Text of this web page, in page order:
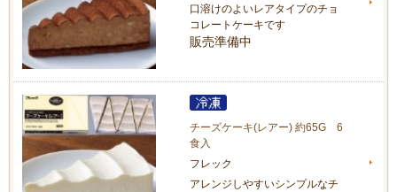
口溶けのよいレアタイプのチョ
コレートケーキです
販売準備中
チーズケーキ(レアー) 約65G 6
食入
フレック
アレンジしやすいシンプルなチ